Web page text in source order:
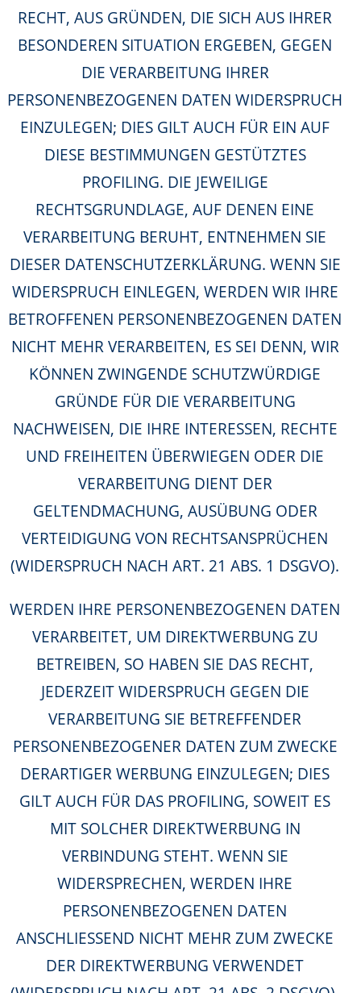
RECHT, AUS GRÜNDEN, DIE SICH AUS IHRER
BESONDEREN SITUATION ERGEBEN, GEGEN
DIE VERARBEITUNG IHRER
PERSONENBEZOGENEN DATEN WIDERSPRUCH
EINZULEGEN; DIES GILT AUCH FÜR EIN AUF
DIESE BESTIMMUNGEN GESTÜTZTES
PROFILING. DIE JEWEILIGE
RECHTSGRUNDLAGE, AUF DENEN EINE
VERARBEITUNG BERUHT, ENTNEHMEN SIE
DIESER DATENSCHUTZERKLÄRUNG. WENN SIE
WIDERSPRUCH EINLEGEN, WERDEN WIR IHRE
BETROFFENEN PERSONENBEZOGENEN DATEN
NICHT MEHR VERARBEITEN, ES SEI DENN, WIR
KÖNNEN ZWINGENDE SCHUTZWÜRDIGE
GRÜNDE FÜR DIE VERARBEITUNG
NACHWEISEN, DIE IHRE INTERESSEN, RECHTE
UND FREIHEITEN ÜBERWIEGEN ODER DIE
VERARBEITUNG DIENT DER
GELTENDMACHUNG, AUSÜBUNG ODER
VERTEIDIGUNG VON RECHTSANSPRÜCHEN
(WIDERSPRUCH NACH ART. 21 ABS. 1 DSGVO).
WERDEN IHRE PERSONENBEZOGENEN DATEN
VERARBEITET, UM DIREKTWERBUNG ZU
BETREIBEN, SO HABEN SIE DAS RECHT,
JEDERZEIT WIDERSPRUCH GEGEN DIE
VERARBEITUNG SIE BETREFFENDER
PERSONENBEZOGENER DATEN ZUM ZWECKE
DERARTIGER WERBUNG EINZULEGEN; DIES
GILT AUCH FÜR DAS PROFILING, SOWEIT ES
MIT SOLCHER DIREKTWERBUNG IN
VERBINDUNG STEHT. WENN SIE
WIDERSPRECHEN, WERDEN IHRE
PERSONENBEZOGENEN DATEN
ANSCHLIESSEND NICHT MEHR ZUM ZWECKE
DER DIREKTWERBUNG VERWENDET